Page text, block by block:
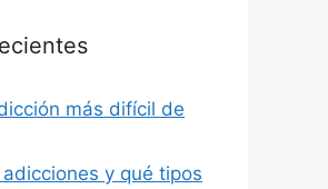
más difícil de
y qué tipos